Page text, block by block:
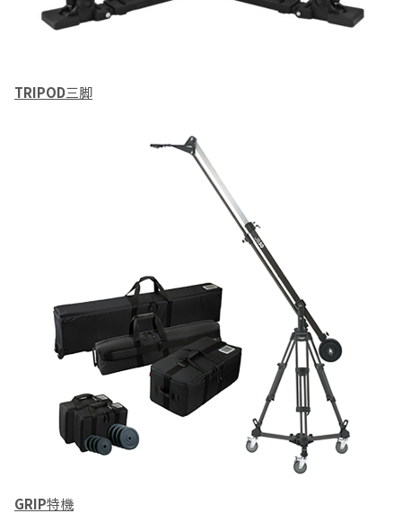
TRIPOD三脚
GRIP特機